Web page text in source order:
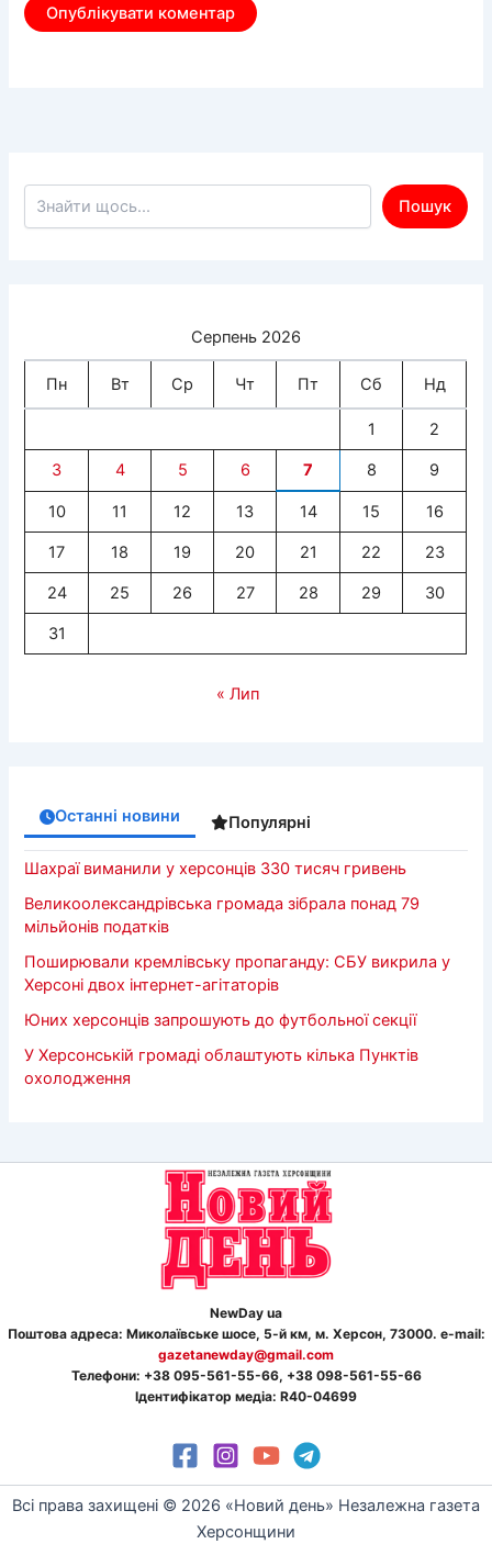
Пошук по сайту
Пошук
Серпень 2026
Пн Вт Ср Чт Пт Сб Нд
1 2
3 4 5 6 7 8 9
10 11 12 13 14 15 16
17 18 19 20 21 22 23
24 25 26 27 28 29 30
31
« Лип
Останні новини Популярні
Шахраї виманили у херсонців 330 тисяч гривень
Великоолександрівська громада зібрала понад 79
мільйонів податків
Поширювали кремлівську пропаганду: СБУ викрила у
Херсоні двох інтернет-агітаторів
Юних херсонців запрошують до футбольної секції
У Херсонській громаді облаштують кілька Пунктів
охолодження
NewDay ua
Поштова адреса: Миколаївське шосе, 5-й км, м. Херсон, 73000. e-mail:
gazetanewday@gmail.com
Телефони: +38 095-561-55-66, +38 098-561-55-66
Ідентифікатор медіа: R40-04699
Всі права захищені © 2026 «Новий день» Незалежна газета
Херсонщини